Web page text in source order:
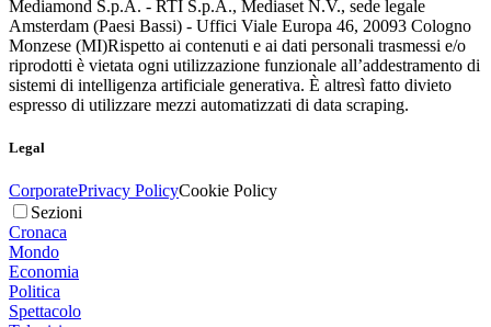
Mediamond S.p.A. - RTI S.p.A., Mediaset N.V., sede legale
Amsterdam (Paesi Bassi) - Uffici Viale Europa 46, 20093 Cologno
Monzese (MI)Rispetto ai contenuti e ai dati personali trasmessi e/o
riprodotti è vietata ogni utilizzazione funzionale all’addestramento di
sistemi di intelligenza artificiale generativa. È altresì fatto divieto
espresso di utilizzare mezzi automatizzati di data scraping.
Legal
CorporatePrivacy PolicyCookie Policy
Sezioni
Cronaca
Mondo
Economia
Politica
Spettacolo